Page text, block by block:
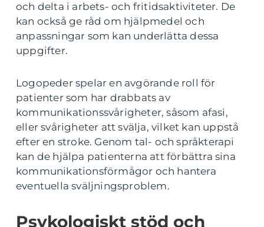
och delta i arbets- och fritidsaktiviteter. De
kan också ge råd om hjälpmedel och
anpassningar som kan underlätta dessa
uppgifter.
Logopeder spelar en avgörande roll för
patienter som har drabbats av
kommunikationssvårigheter, såsom afasi,
eller svårigheter att svälja, vilket kan uppstå
efter en stroke. Genom tal- och språkterapi
kan de hjälpa patienterna att förbättra sina
kommunikationsförmågor och hantera
eventuella sväljningsproblem.
Psykologiskt stöd och